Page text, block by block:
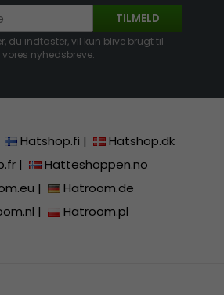
TILMELD
du indtaster, vil kun blive brugt til
vores nyhedsbreve.
Hatshop.fi |
Hatshop.dk
|
Hatteshoppen.no
|
Hatroom.de
| Hatroom.pl